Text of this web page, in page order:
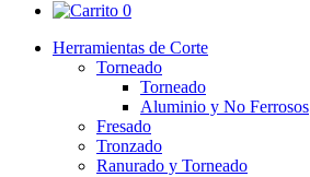
0
Herramientas de Corte
Torneado
Torneado
Aluminio y No Ferrosos
Fresado
Tronzado
Ranurado y Torneado